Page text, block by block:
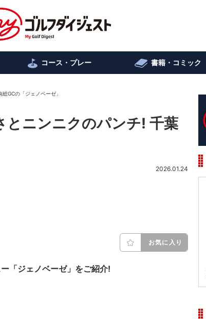
コース・プレー 書籍・コミック
GCの「ジェノベーゼ」
ニンニクのパンチ! 千葉
2026.01.24
お気に入り
「ジェノベーゼ」をご紹介!